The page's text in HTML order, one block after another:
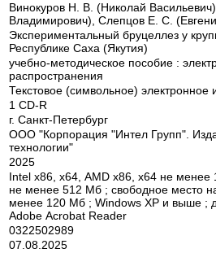
Винокуров Н. В. (Николай
Владимирович), Слепцов Е. С.
Экспериментальный бруцеллез у
Республике Саха (Якутия)
учебно-методическое пособие :
распространения
Текстовое (символьное) электронное
1 CD-R
г. Санкт-Петербург
ООО "Корпорация "Интел Групп".
технологии"
2025
Intel х86, х64, AMD х86, х64 не менее
не менее 512 Мб ; свободное место
менее 120 Мб ; Windows XP и выше ;
Adobe Acrobat Reader
0322502989
07.08.2025